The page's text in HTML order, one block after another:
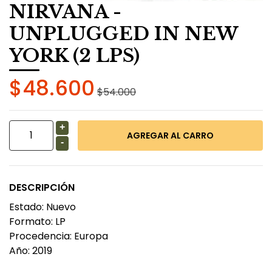
NIRVANA -
UNPLUGGED IN NEW
YORK (2 LPS)
$48.600 $54.000
+
-
DESCRIPCIÓN
Estado: Nuevo
Formato: LP
Procedencia: Europa
Año: 2019